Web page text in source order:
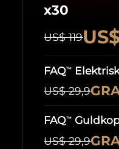
x30
US$ 119
FAQ™
US$ 29,9
FAQ™
US$ 29,9